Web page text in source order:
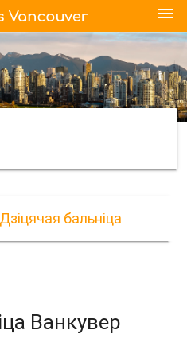
menu
Дзіцячая бальніца
Ванкувер